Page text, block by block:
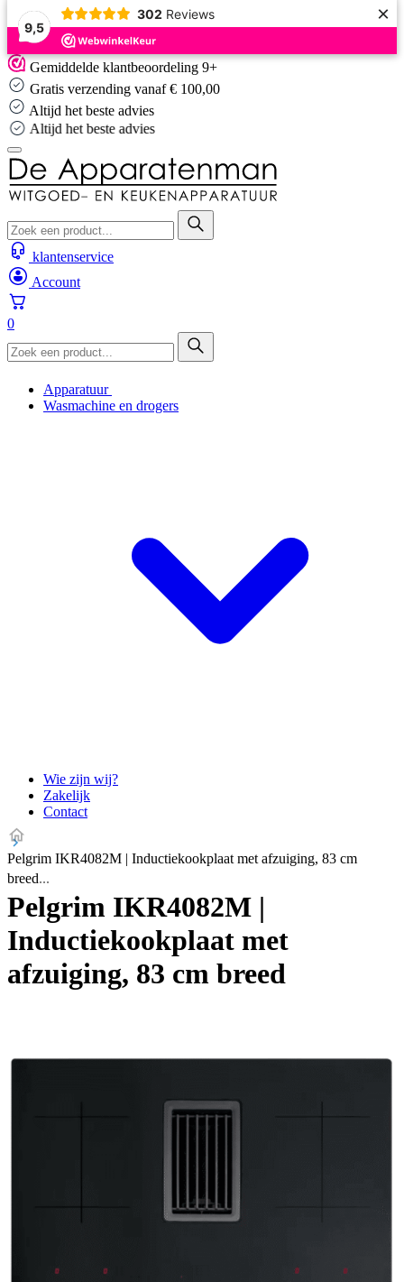
9,5
302 Reviews ×
Skip
to
content
Gemiddelde klantbeoordeling 9+
Gratis verzending vanaf € 100,00
Altijd het beste advies
Altijd het beste advies
klantenservice
Account
0
Apparatuur
Wasmachine en drogers
Wie zijn wij?
Zakelijk
Contact
Pelgrim IKR4082M | Inductiekookplaat met afzuiging, 83 cm
breed
Pelgrim IKR4082M |
Inductiekookplaat met
afzuiging, 83 cm breed